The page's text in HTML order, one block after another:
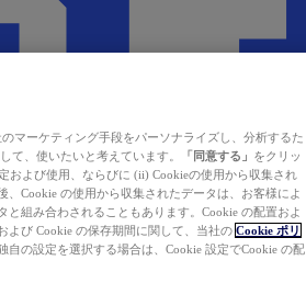
マーケティング手段をパーソナライズし、分析するた
て、使いたいと考えています。
「同意する」 をクリッ
および使用、ならびに (ii) Cookieの使用から収集され
Cookie の使用から収集されたデータは、お客様によ
組み合わされることもあります。Cookie の配置およ
よび Cookie の保存期間に関して、当社の Cookie ポリ
自の設定を選択する場合は、Cookie 設定でCookie の配